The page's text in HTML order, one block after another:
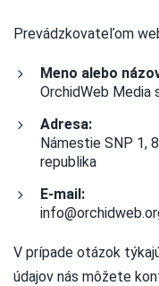
Prevádzkovateľom
Meno alebo
OrchidWeb Media
Adresa:
Námestie SNP 1,
republika
E-mail:
V prípade otázok
údajov nás môžete